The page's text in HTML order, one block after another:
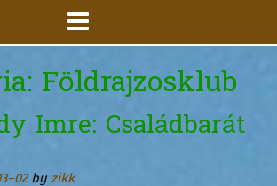
Földrajzosklub
Imre: Családbarát
02by zikk